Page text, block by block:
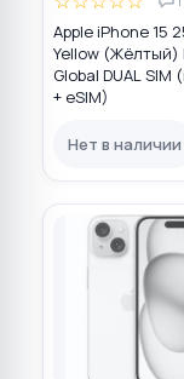
Apple iPhone 15
Yellow (Жёлтый)
Global DUAL SIM
+ eSIM)
Нет в наличии